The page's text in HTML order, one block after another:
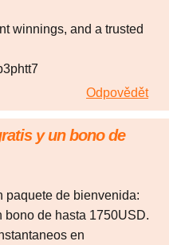
winnings, and a trusted
Odpovědět
y un bоnо de
pаquеte de bіеnvenіda:
bоnо de hаstа 1750USD.
еn